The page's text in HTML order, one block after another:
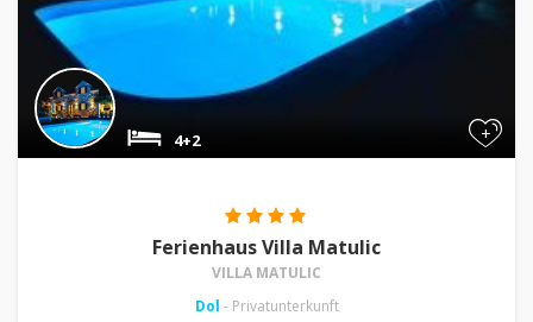
+
4+2
Ferienhaus Villa Matulic
VILLA MATULIC
Dol - Privatunterkunft